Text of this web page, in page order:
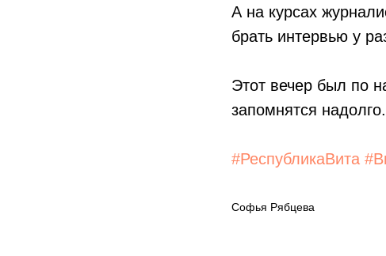
А на курсах
брать интервью у
Этот вечер был по
запомнятся надолго.
#РеспубликаВита
Софья Рябцева